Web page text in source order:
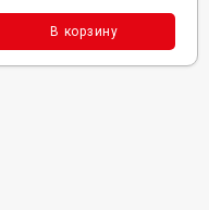
В корзину